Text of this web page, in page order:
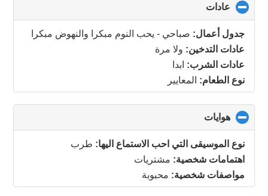
عادات
to
collapse
contents
جدول أعمال: صباحي - يحب النوم مبكرا والنهوض مبكرا
عادات التدخين: ولا مرة
عادات الشرب: ابدا
نوع الطعام: المعايير
هوايات
to
collapse
contents
نوع الموسيقى التي احب الاستماع اليها: طرب
اهتمامات شخصية: مشتريات
مواصفات شخصية: محبوبة